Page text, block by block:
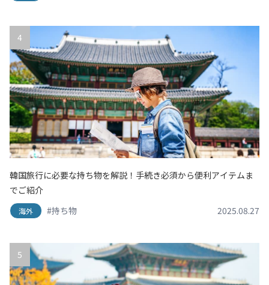
4
韓国旅行に必要な持ち物を解説！手続き必須から便利アイテムま
でご紹介
海外 #持ち物 2025.08.27
5